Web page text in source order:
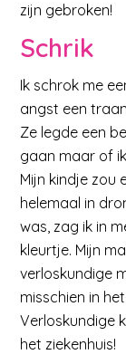
zijn gebroken!
Schrik
Ik schrok me
angst een
Ze legde een
gaan maar of
Mijn kindje zou
helemaal in
was, zag ik in
kleurtje. Mijn
verloskundige
misschien in
Verloskundige
het ziekenhuis!